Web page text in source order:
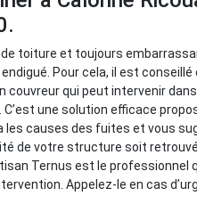
toiture et toujours
Pour cela, il est
couvreur qui peut intervenir
C’est une solution efficace
les causes des fuites et vous
de votre structure soit
Ternus est le professionnel
Appelez-le en cas